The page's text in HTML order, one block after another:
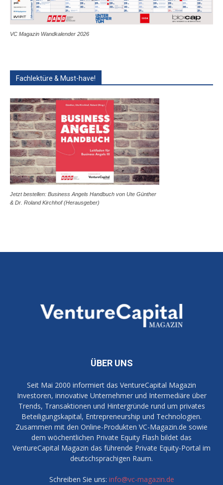
VC Magazin Wandkalender 2026
Fachlektüre & Must-have!
Jetzt bestellen: Business Angels Handbuch von Ute Günther
& Dr. Roland Kirchhof (Herausgeber)
ÜBER UNS
Seit Mai 2000 informiert das VentureCapital Magazin
Investoren, innovative Unternehmer und Intermediäre über
Trends, Transaktionen und Hintergründe rund um privates
Beteiligungskapital, Entrepreneurship und Technologien.
Zusammen mit den Online-Produkten VC-Magazin.de sowie
dem wöchentlichen Private Equity Flash bildet das
VentureCapital Magazin das führende Private Equity-Portal im
deutschsprachigen Raum.
Schreiben Sie uns: info@vc-magazin.de